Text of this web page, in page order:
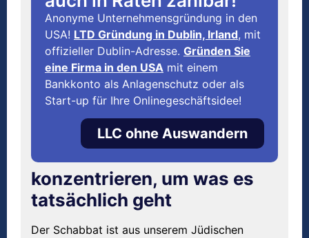
Anonyme Unternehmensgründung in den
USA! LTD Gründung in Dublin, Irland, mit
offizieller Dublin-Adresse. Gründen Sie
eine Firma in den USA mit einem
Bankkonto als Anlagenschutz oder als
Start-up für Ihre Onlinegeschäftsidee!
LLC ohne Auswandern
konzentrieren, um was es
tatsächlich geht
Der Schabbat ist aus unserem Jüdischen